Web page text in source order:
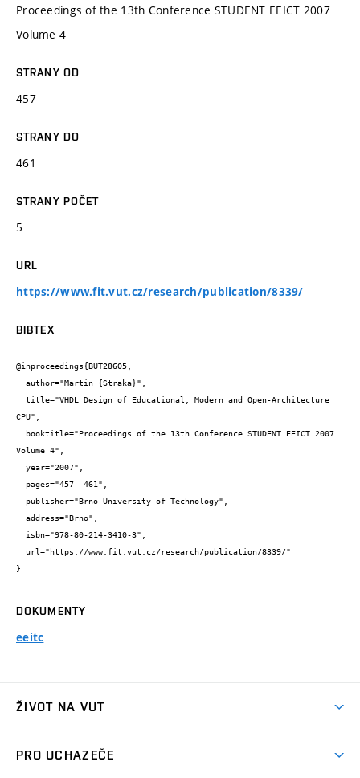
Proceedings of the 13th Conference STUDENT EEICT 2007
Volume 4
STRANY OD
457
STRANY DO
461
STRANY POČET
5
URL
https://www.fit.vut.cz/research/publication/8339/
BIBTEX
@inproceedings{BUT28605,
CPU",
Volume 4",
}
DOKUMENTY
eeitc
ŽIVOT NA VUT
PRO UCHAZEČE